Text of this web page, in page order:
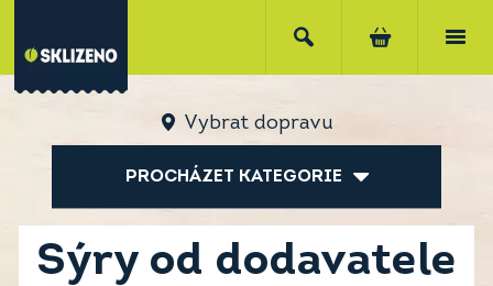
Vybrat dopravu
PROCHÁZET KATEGORIE
Sýry od dodavatele